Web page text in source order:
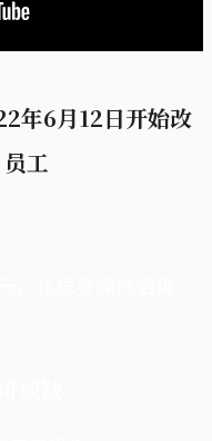
年6月12日开始改
工